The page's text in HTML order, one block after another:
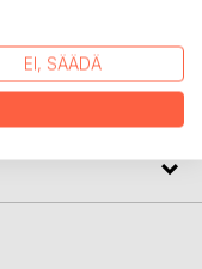
EI, SÄÄDÄ